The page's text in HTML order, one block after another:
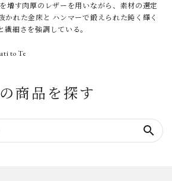
増す肉厚のレザーを用いながら、素材の選定
かれた金床と ハンマーで鍛えられた鈍く輝く
細さを強調している。
to Te
商品を探す
search